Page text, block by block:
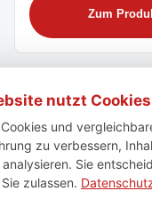
Zum
nutzt Cookies
und
zu verbessern,
Sie
zulassen.